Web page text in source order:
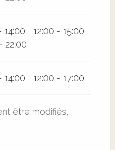
14:00
12:00 - 15:00
22:00
14:00 12:00 - 17:00
être modifiés,